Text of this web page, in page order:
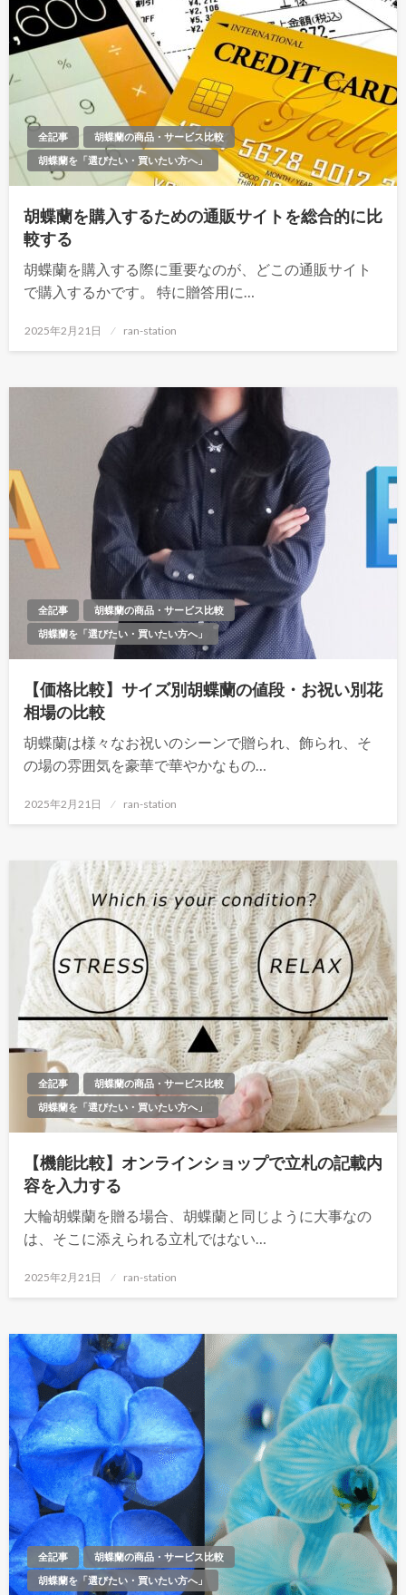
全記事
胡蝶蘭の商品・サービス比較
胡蝶蘭を「選びたい・買いたい方へ」
胡蝶蘭を購入するための通販サイトを総合的に比
較する
胡蝶蘭を購入する際に重要なのが、どこの通販サイト
で購入するかです。 特に贈答用に…
投
日:
2025年2月21日 ran-station
全記事
胡蝶蘭の商品・サービス比較
胡蝶蘭を「選びたい・買いたい方へ」
【価格比較】サイズ別胡蝶蘭の値段・お祝い別花
相場の比較
胡蝶蘭は様々なお祝いのシーンで贈られ、飾られ、そ
の場の雰囲気を豪華で華やかなもの…
投
日:
2025年2月21日 ran-station
全記事
胡蝶蘭の商品・サービス比較
胡蝶蘭を「選びたい・買いたい方へ」
【機能比較】オンラインショップで立札の記載内
容を入力する
大輪胡蝶蘭を贈る場合、胡蝶蘭と同じように大事なの
は、そこに添えられる立札ではない…
投
日:
2025年2月21日 ran-station
全記事
胡蝶蘭の商品・サービス比較
胡蝶蘭を「選びたい・買いたい方へ」